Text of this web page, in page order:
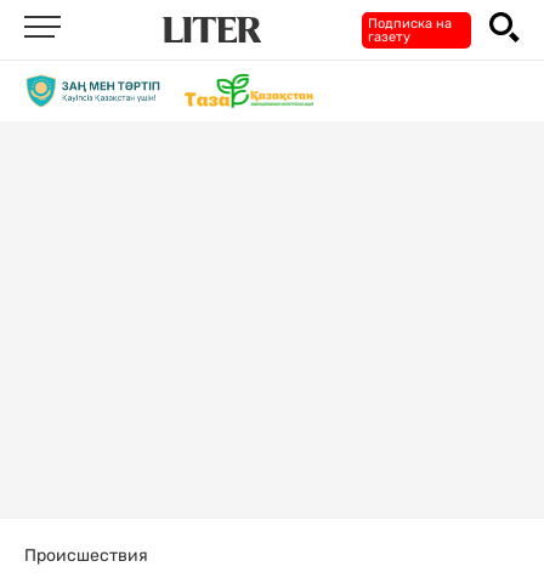
Подписка на
газету
Происшествия